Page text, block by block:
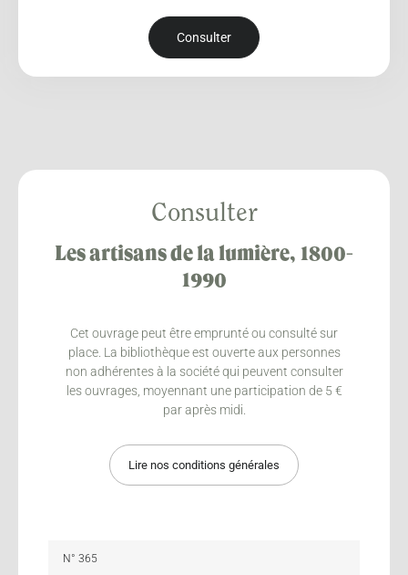
Consulter
Consulter
Les artisans de la lumière, 1800-
1990
Cet ouvrage peut être emprunté ou consulté sur
place. La bibliothèque est ouverte aux personnes
non adhérentes à la société qui peuvent consulter
les ouvrages, moyennant une participation de 5 €
par après midi.
Lire nos conditions générales